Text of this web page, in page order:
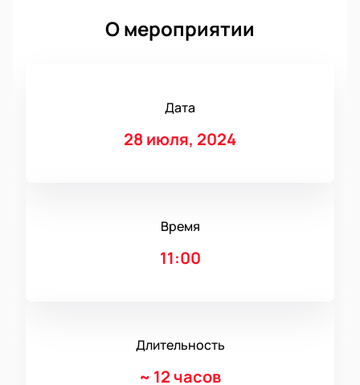
О мероприятии
Дата
28 июля, 2024
Время
11:00
Длительность
~ 12 часов